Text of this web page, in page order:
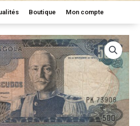
Boutique Mon compte